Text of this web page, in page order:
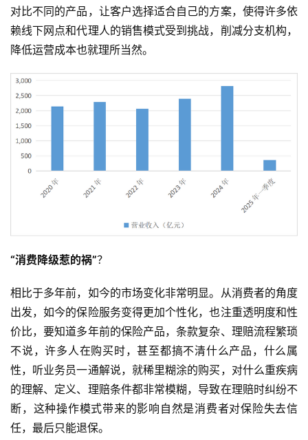
对比不同的产品，让客户选择适合自己的方案，使得许多依
赖线下网点和代理人的销售模式受到挑战，削减分支机构，
降低运营成本也就理所当然。
“消费降级惹的祸”？
相比于多年前，如今的市场变化非常明显。从消费者的角度
出发，如今的保险服务变得更加个性化，也注重透明度和性
价比，要知道多年前的保险产品，条款复杂、理赔流程繁琐
不说，许多人在购买时，甚至都搞不清什么产品，什么属
性，听业务员一通解说，就稀里糊涂的购买，对什么重疾病
的理解、定义、理赔条件都非常模糊，导致在理赔时纠纷不
断，这种操作模式带来的影响自然是消费者对保险失去信
任，最后只能退保。